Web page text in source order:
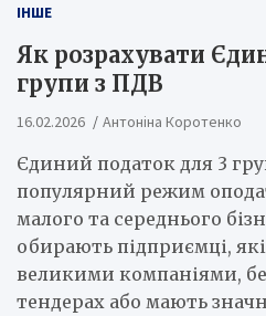
ІНШЕ
Як розрахувати
групи з ПДВ
16.02.2026 Антоніна Коротенко
Єдиний податок для 3
популярний режим
малого та середнього
обирають підприємці,
великими компаніями,
тендерах або мають